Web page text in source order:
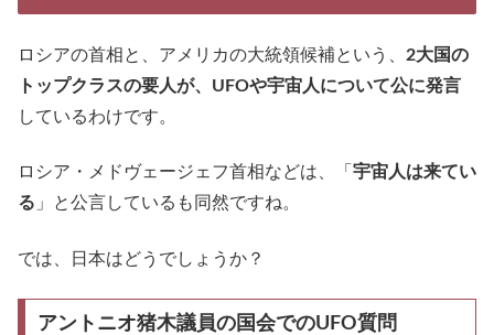
ロシアの首相と、アメリカの大統領候補という、 2大国の
トップクラスの要人が、UFOや宇宙人について公に発言
しているわけです。
ロシア・メドヴェージェフ首相などは、「 宇宙人は‎来てい
る 」と公言しているも同然ですね。
では、日本はどうでしょうか？
アントニオ猪木議員の国会でのUFO質問